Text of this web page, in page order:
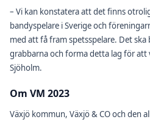
– Vi kan konstatera att det finns
bandyspelare i Sverige och
med att få fram spetsspelare. Det
grabbarna och forma detta lag för
Sjöholm.
Om VM 2023
Växjö kommun, Växjö & CO och den